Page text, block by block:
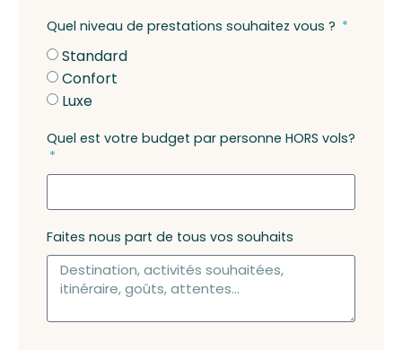
Quel niveau de prestations souhaitez vous ?
Standard
Confort
Luxe
Quel est votre budget par personne HORS vols?
Faites nous part de tous vos souhaits